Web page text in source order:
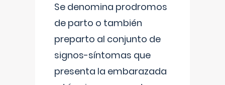
Se denomina prodromos
de parto o también
preparto al conjunto de
signos-síntomas que
presenta la embarazada